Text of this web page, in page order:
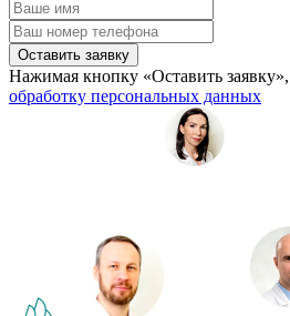
Оставить заявку
Нажимая кнопку «Оставить
обработку персональных данных